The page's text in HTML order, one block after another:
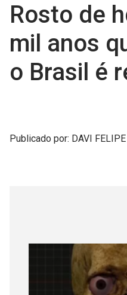
Rosto de
mil anos
o Brasil é
Publicado por: DAVI